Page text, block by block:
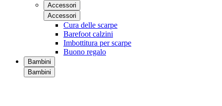
Accessori
Accessori
Cura delle scarpe
Barefoot calzini
Imbottitura per scarpe
Buono regalo
Bambini
Bambini